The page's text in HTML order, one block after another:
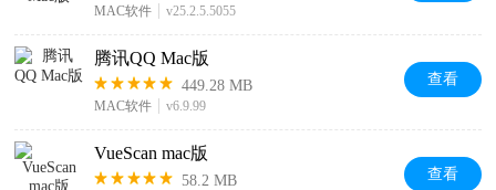
MAC软件 v25.2.5.5055
腾讯QQ Mac版
449.28 MB
MAC软件 v6.9.99
查看
VueScan mac版
58.2 MB 查看